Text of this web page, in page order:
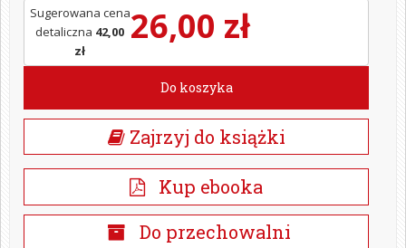
26,00 zł
Sugerowana cena
detaliczna 42,00
zł
Do koszyka
Zajrzyj do książki
Kup ebooka
Do przechowalni